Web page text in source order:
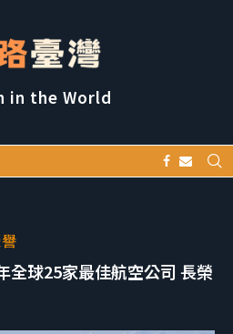
in the World
球25家最佳航空公司 長榮